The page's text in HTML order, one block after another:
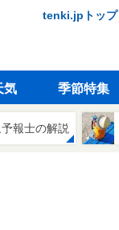
tenki.jpトップ
気 季節特集
報士の解説